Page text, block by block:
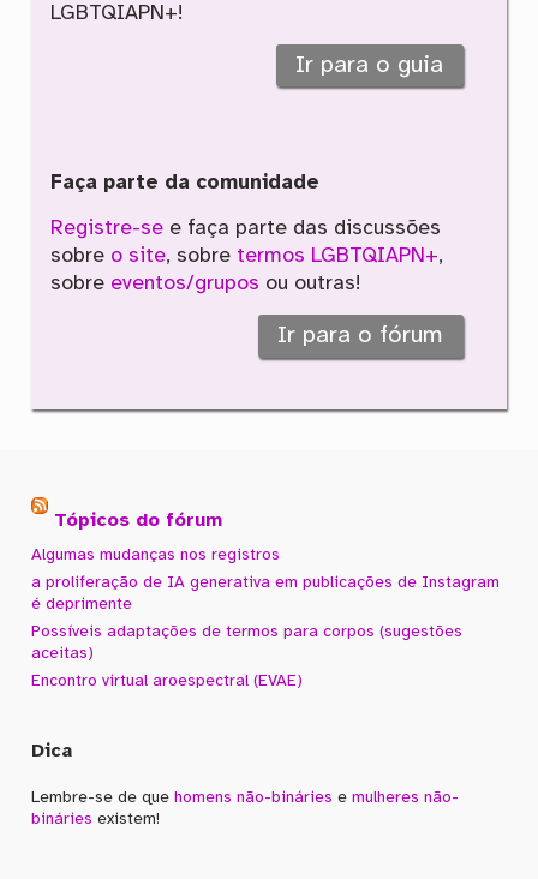
LGBTQIAPN+!
Ir para o guia
Faça parte da comunidade
Registre-see faça parte das discussões
sobre o site, sobre termos LGBTQIAPN+,
sobre eventos/grupos ou outras!
Ir para o fórum
Tópicos do fórum
Algumas mudanças nos registros
a proliferação de IA generativa em publicações de Instagram
é deprimente
Possíveis adaptações de termos para corpos (sugestões
aceitas)
Encontro virtual aroespectral (EVAE)
Dica
Lembre-se de que homens não-bináries emulheres não-
bináries existem!